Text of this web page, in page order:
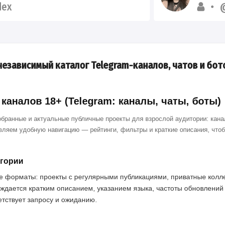
каталог Telegram-каналов, чатов и
18+ (Telegram: каналы, чаты, боты)
и актуальные публичные проекты для взрослой аудитории:
удобную навигацию — рейтинги, фильтры и краткие описания,
форматы: проекты с регулярными публикациями, приватные
кратким описанием, указанием языка, частоты
запросу и ожиданию.